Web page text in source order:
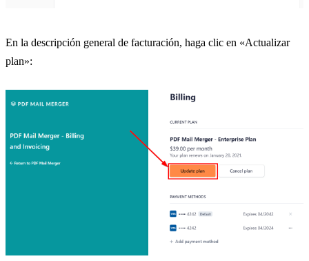
En la descripción general de facturación, haga clic en «Actualizar
plan»: